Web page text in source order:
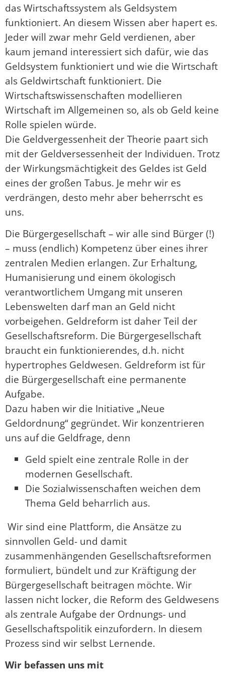
das Wirtschaftssystem als Geldsystem
funktioniert. An diesem Wissen aber hapert es.
Jeder will zwar mehr Geld verdienen, aber
kaum jemand interessiert sich dafür, wie das
Geldsystem funktioniert und wie die Wirtschaft
als Geldwirtschaft funktioniert. Die
Wirtschaftswissenschaften modellieren
Wirtschaft im Allgemeinen so, als ob Geld keine
Rolle spielen würde.
Die Geldvergessenheit der Theorie paart sich
mit der Geldversessenheit der Individuen. Trotz
der Wirkungsmächtigkeit des Geldes ist Geld
eines der großen Tabus. Je mehr wir es
verdrängen, desto mehr aber beherrscht es
uns.
Die Bürgergesellschaft – wir alle sind Bürger (!)
– muss (endlich) Kompetenz über eines ihrer
zentralen Medien erlangen. Zur Erhaltung,
Humanisierung und einem ökologisch
verantwortlichem Umgang mit unseren
Lebenswelten darf man an Geld nicht
vorbeigehen. Geldreform ist daher Teil der
Gesellschaftsreform. Die Bürgergesellschaft
braucht ein funktionierendes, d.h. nicht
hypertrophes Geldwesen. Geldreform ist für
die Bürgergesellschaft eine permanente
Aufgabe.
Dazu haben wir die Initiative „Neue
Geldordnung“ gegründet. Wir konzentrieren
uns auf die Geldfrage, denn
Geld spielt eine zentrale Rolle in der
modernen Gesellschaft.
Die Sozialwissenschaften weichen dem
Thema Geld beharrlich aus.
Wir sind eine Plattform, die Ansätze zu
sinnvollen Geld- und damit
zusammenhängenden Gesellschaftsreformen
formuliert, bündelt und zur Kräftigung der
Bürgergesellschaft beitragen möchte. Wir
lassen nicht locker, die Reform des Geldwesens
als zentrale Aufgabe der Ordnungs- und
Gesellschaftspolitik einzufordern. In diesem
Prozess sind wir selbst Lernende.
Wir befassen uns mit